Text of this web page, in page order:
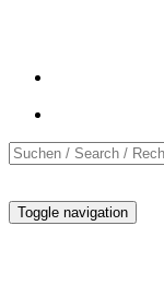
Toggle navigation